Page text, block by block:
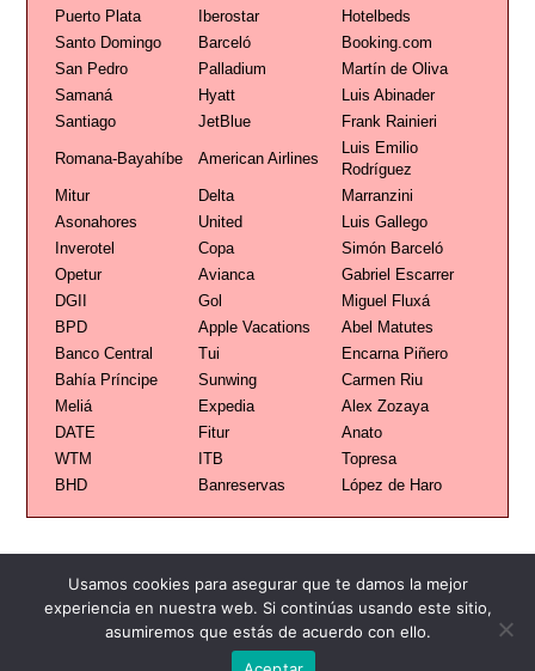
Puerto Plata
Iberostar
Hotelbeds
Santo Domingo
Barceló
Booking.com
San Pedro
Palladium
Martín de Oliva
Samaná
Hyatt
Luis Abinader
Santiago
JetBlue Frank Rainieri
Romana-Bayahíbe American Airlines
Luis Emilio
Rodríguez
Mitur
Delta
Marranzini
Asonahores
United
Luis Gallego
Inverotel
Copa
Simón Barceló
Opetur
Avianca
Gabriel Escarrer
DGII
Gol
Miguel Fluxá
BPD
Apple Vacations
Abel Matutes
Banco Central
Tui
Encarna Piñero
Bahía Príncipe
Sunwing
Carmen Riu
Meliá
Expedia
Alex Zozaya
DATE
Fitur
Anato
WTM
ITB
Topresa
BHD
Banreservas López de Haro
Usamos cookies para asegurar que te damos la mejor
experiencia en nuestra web. Si continúas usando este sitio,
asumiremos que estás de acuerdo con ello.
Publicidad Redacción Contacto